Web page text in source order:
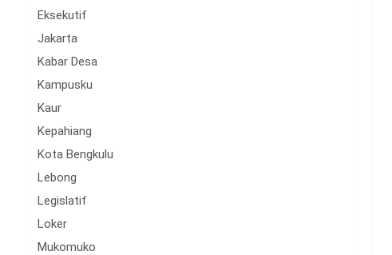
Eksekutif
Jakarta
Kabar Desa
Kampusku
Kaur
Kepahiang
Kota Bengkulu
Lebong
Legislatif
Loker
Mukomuko